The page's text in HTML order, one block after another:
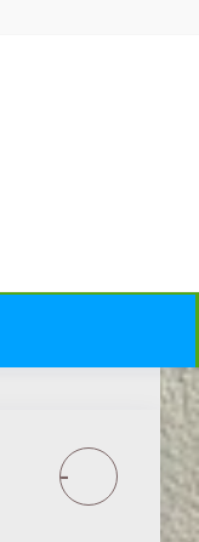
LASUR -